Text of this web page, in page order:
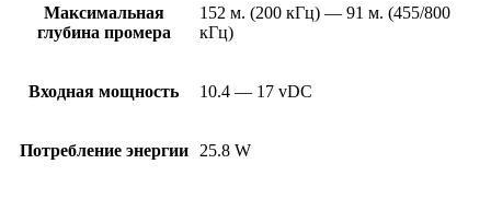
Максимальная
глубина промера
152 м. (200 кГц) — 91 м. (455/800
кГц)
Входная мощность 10.4 — 17 vDC
Потребление энергии 25.8 W